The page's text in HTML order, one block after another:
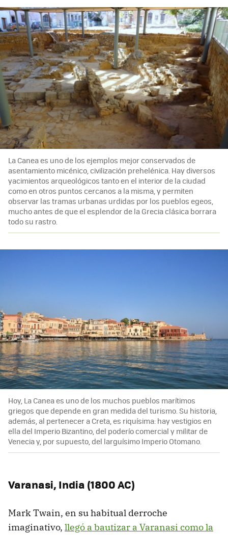
La Canea es uno de los ejemplos mejor conservados de
asentamiento micénico, civilización prehelénica. Hay diversos
yacimientos arqueológicos tanto en el interior de la ciudad
como en otros puntos cercanos a la misma, y permiten
observar las tramas urbanas urdidas por los pueblos egeos,
mucho antes de que el esplendor de la Grecia clásica borrara
todo su rastro.
Hoy, La Canea es uno de los muchos pueblos marítimos
griegos que depende en gran medida del turismo. Su historia,
además, al pertenecer a Creta, es riquísima: hay vestigios en
ella del Imperio Bizantino, del poderío comercial y militar de
Venecia y, por supuesto, del larguísimo Imperio Otomano.
Varanasi, India (1800 AC)
Mark Twain, en su habitual derroche
imaginativo, llegó a bautizar a Varanasi como la